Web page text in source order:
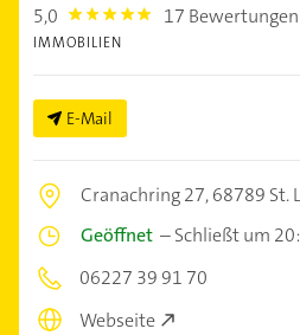
5,0 5.0 17 Bewertungen
IMMOBILIEN
E-Mail
Cranachring 27,68789 St.
Geöffnet –Schließt um
06227 39 91 70
Webseite